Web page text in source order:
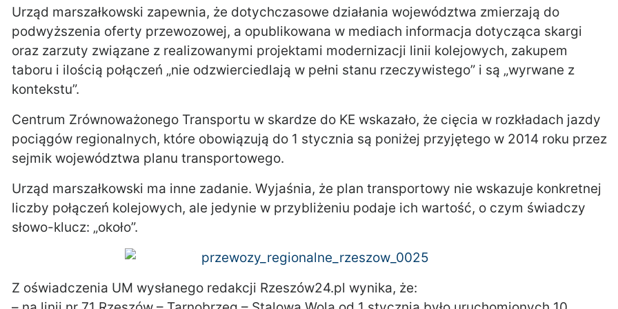
Urząd marszałkowski zapewnia, że dotychczasowe działania województwa zmierzają do
podwyższenia oferty przewozowej, a opublikowana w mediach informacja dotycząca skargi
oraz zarzuty związane z realizowanymi projektami modernizacji linii kolejowych, zakupem
taboru i ilością połączeń „nie odzwierciedlają w pełni stanu rzeczywistego” i są „wyrwane z
kontekstu”.
Centrum Zrównoważonego Transportu w skardze do KE wskazało, że cięcia w rozkładach jazdy
pociągów regionalnych, które obowiązują do 1 stycznia są poniżej przyjętego w 2014 roku przez
sejmik województwa planu transportowego.
Urząd marszałkowski ma inne zadanie. Wyjaśnia, że plan transportowy nie wskazuje konkretnej
liczby połączeń kolejowych, ale jedynie w przybliżeniu podaje ich wartość, o czym świadczy
słowo-klucz: „około”.
Z oświadczenia UM wysłanego redakcji Rzeszów24.pl wynika, że: